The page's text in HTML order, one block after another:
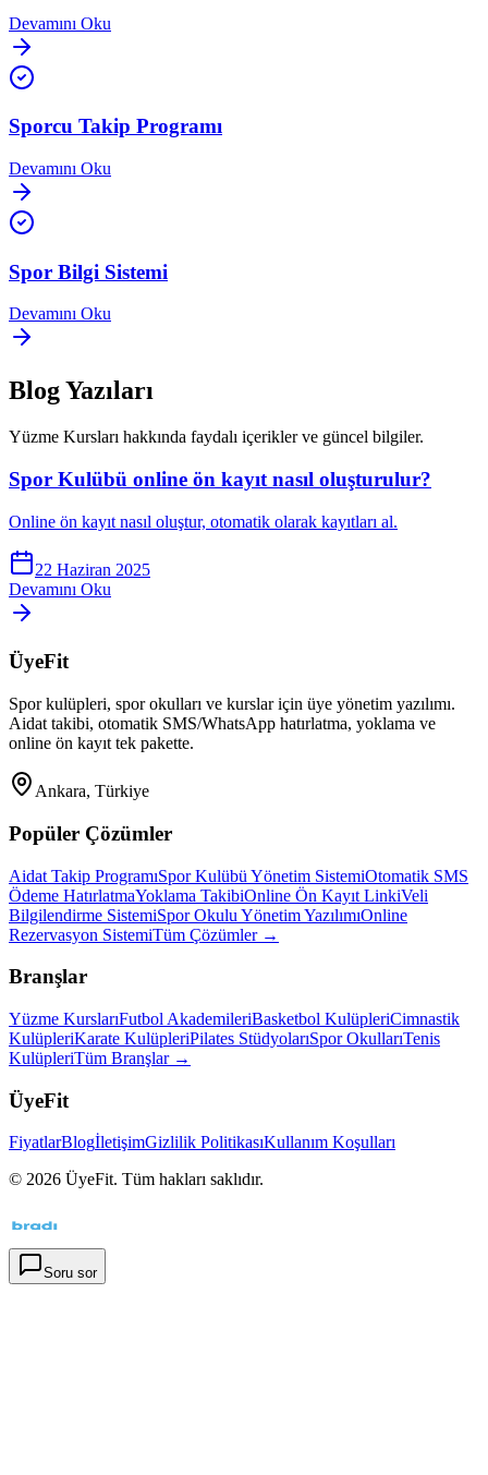
Devamını Oku
Sporcu Takip Programı
Devamını Oku
Spor Bilgi Sistemi
Devamını Oku
Blog Yazıları
Yüzme Kursları hakkında faydalı içerikler ve güncel bilgiler.
Spor Kulübü online ön kayıt nasıl oluşturulur?
Online ön kayıt nasıl oluştur, otomatik olarak kayıtları al.
22 Haziran 2025
Devamını Oku
ÜyeFit
Spor kulüpleri, spor okulları ve kurslar için üye yönetim yazılımı.
Aidat takibi, otomatik SMS/WhatsApp hatırlatma, yoklama ve
online ön kayıt tek pakette.
Ankara, Türkiye
Popüler Çözümler
Aidat Takip ProgramıSpor Kulübü Yönetim SistemiOtomatik SMS
Ödeme HatırlatmaYoklama TakibiOnline Ön Kayıt LinkiVeli
Bilgilendirme SistemiSpor Okulu Yönetim YazılımıOnline
Rezervasyon SistemiTüm Çözümler →
Branşlar
Yüzme KurslarıFutbol AkademileriBasketbol KulüpleriCimnastik
KulüpleriKarate KulüpleriPilates StüdyolarıSpor OkullarıTenis
KulüpleriTüm Branşlar →
ÜyeFit
FiyatlarBlogİletişimGizlilik PolitikasıKullanım Koşulları
© 2026 ÜyeFit. Tüm hakları saklıdır.
Soru sor